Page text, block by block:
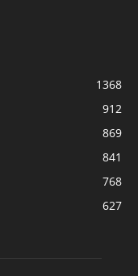
1368
912
869
841
768
627